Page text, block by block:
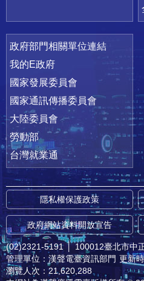
政府部門相關單位連結
我的E政府
國家發展委員會
國家通訊傳播委員會
大陸委員會
勞動部
台灣就業通
隱私權保護政策
政府網站資料開放宣告
(02)2321-5191 │ 100012臺北市中
管理單位：漢聲電臺資訊部門 更新
瀏覽人次：21,620,288